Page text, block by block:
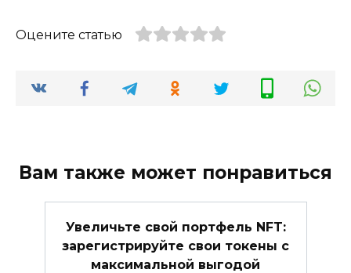
Оцените статью
Вам также может понравиться
Увеличьте свой портфель NFT:
зарегистрируйте свои токены с
максимальной выгодой